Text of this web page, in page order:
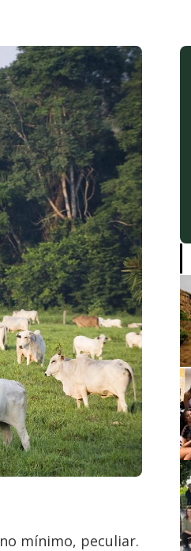
mínimo, peculiar.